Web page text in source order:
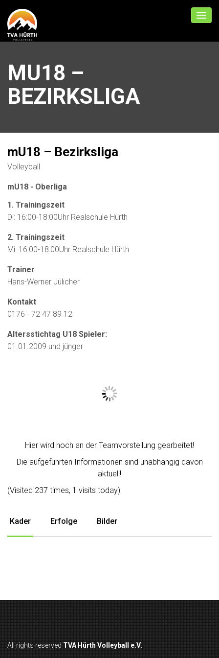
MU18 –
BEZIRKSLIGA
mU18 – Bezirksliga
Volleyball
mU18 - Oberliga
1. Trainingszeit
Di: 16:00-18:00Uhr Realschule Hürth
2. Trainingszeit
Mi: 16:00-18:00Uhr Realschule Hürth
Trainer
Hans-Werner Jülicher
Kontakt
0176 - 72 47 89 12
Altersstichtag U18 Spieler:
01.01.2009 und jünger
Hier wird noch an der Teamvorstellung gearbeitet!
Die aufgeführten Informationen sind unabhängig davon
aktuell!
(Visited 237 times, 1 visits today)
Kader Erfolge Bilder
All rights reserved TVA Hürth Volleyball e.V.